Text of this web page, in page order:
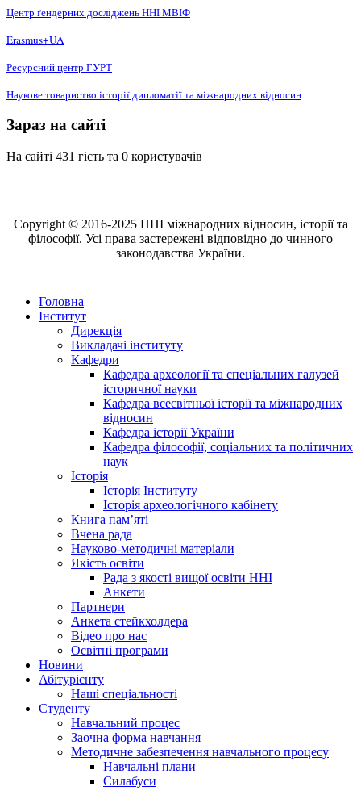
Центр ґендерних досліджень ННІ МВІФ
Erasmus+UA
Ресурсний центр ГУРТ
Наукове товариство історії дипломатії та міжнародних відносин
Зараз на сайті
На сайті 431 гість та 0 користувачів
Copyright © 2016-2025 ННІ міжнародних відносин, історії та
філософії. Усі права застережені відповідно до чинного
законодавства України.
Головна
Інститут
Дирекція
Викладачі інституту
Кафедри
Кафедра археології та спеціальних галузей
історичної науки
Кафедра всесвітньої історії та міжнародних
відносин
Кафедра історії України
Кафедра філософії, соціальних та політичних
наук
Історія
Історія Інституту
Історія археологічного кабінету
Книга памʼяті
Вчена рада
Науково-методичні матеріали
Якість освіти
Рада з якості вищої освіти ННІ
Анкети
Партнери
Анкета стейкхолдера
Відео про нас
Освітні програми
Hовини
Абітурієнту
Наші спеціальності
Студенту
Навчальний процес
Заочна форма навчання
Методичне забезпечення навчального процесу
Навчальні плани
Силабуси